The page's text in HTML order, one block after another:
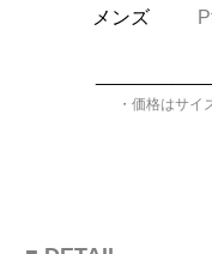
メンズPt
・価格はサイ